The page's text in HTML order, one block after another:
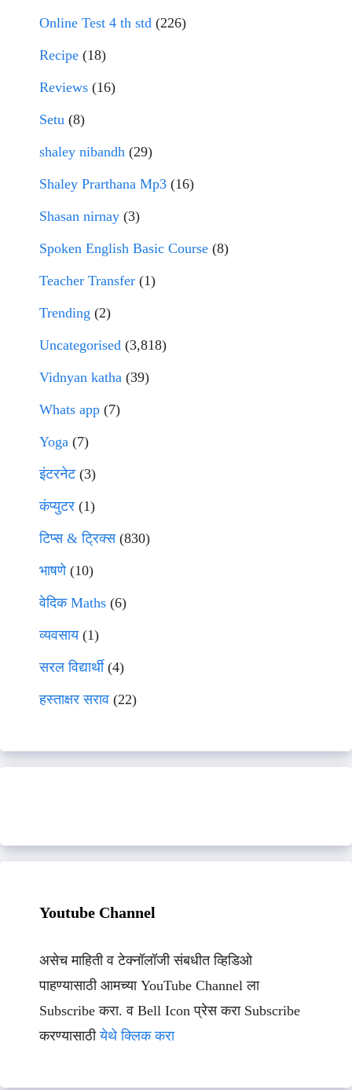
Online Test 4 th std (226)
Recipe (18)
Reviews (16)
Setu (8)
shaley nibandh (29)
Shaley Prarthana Mp3 (16)
Shasan nirnay (3)
Spoken English Basic Course (8)
Teacher Transfer (1)
Trending (2)
Uncategorised (3,818)
Vidnyan katha (39)
Whats app (7)
Yoga (7)
इंटरनेट(3)
कंप्युटर (1)
टिप्स & ट्रिक्स(830)
भाषणे(10)
वेदिक Maths (6)
व्यवसाय(1)
सरल विद्यार्थी(4)
हस्ताक्षर सराव (22)
Youtube Channel
असेच माहिती व टेक्नॉलॉजी संबधीत व्हिडिओ
पाहण्यासाठी आमच्या YouTube Channel ला
Subscribe करा. व Bell Icon प्रेस करा Subscribe
करण्यासाठीयेथे क्लिक करा